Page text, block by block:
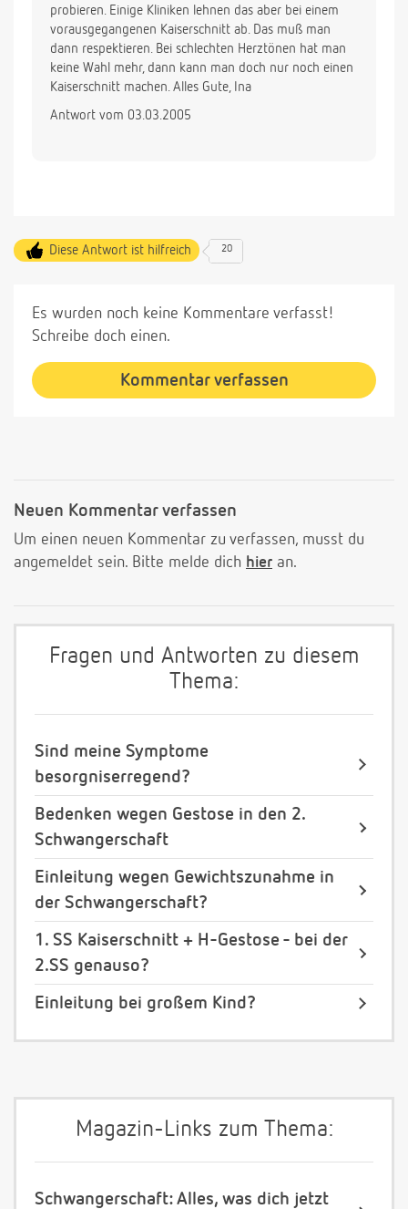
probieren. Einige Kliniken lehnen das aber bei einem
vorausgegangenen Kaiserschnitt ab. Das muß man
dann respektieren. Bei schlechten Herztönen hat man
keine Wahl mehr, dann kann man doch nur noch einen
Kaiserschnitt machen. Alles Gute, Ina
Antwort vom 03.03.2005
Diese Antwort ist hilfreich 20
Es wurden noch keine Kommentare verfasst!
Schreibe doch einen.
Kommentar verfassen
Neuen Kommentar verfassen
Um einen neuen Kommentar zu verfassen, musst du
angemeldet sein. Bitte melde dich hier an.
Fragen und Antworten zu diesem
Thema:
Sind meine Symptome
besorgniserregend?
Bedenken wegen Gestose in den 2.
Schwangerschaft
Einleitung wegen Gewichtszunahme in
der Schwangerschaft?
1. SS Kaiserschnitt + H-Gestose - bei der
2.SS genauso?
Einleitung bei großem Kind?
Magazin-Links zum Thema:
Schwangerschaft: Alles, was dich jetzt